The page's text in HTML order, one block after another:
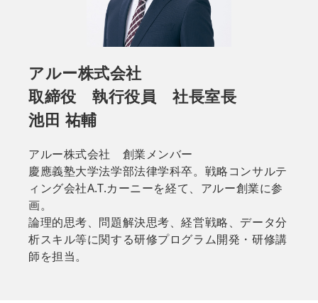
アルー株式会社
取締役 執行役員 社長室長
池田 祐輔
アルー株式会社 創業メンバー
慶應義塾大学法学部法律学科卒。戦略コンサルテ
ィング会社A.T.カーニーを経て、アルー創業に参
画。
論理的思考、問題解決思考、経営戦略、データ分
析スキル等に関する研修プログラム開発・研修講
師を担当。